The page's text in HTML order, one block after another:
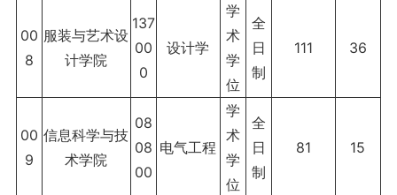
00
8
服装与艺术设
计学院
137
00
0
设计学
学
术
学
位
全
日
制
111 36
00
9
信息科学与技
术学院
08
08
00
电气工程
学
术
学
位
全
日
制
81 15